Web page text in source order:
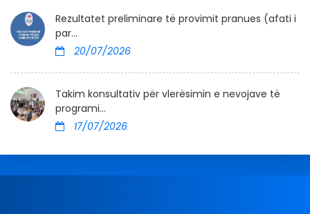
Rezultatet preliminare të provimit pranues (afati i
par...
20/07/2026
Takim konsultativ për vlerësimin e nevojave të
programi...
17/07/2026